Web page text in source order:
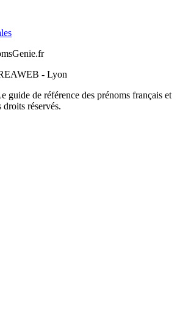
- Lyon
guide de référence des prénoms français et
réservés.